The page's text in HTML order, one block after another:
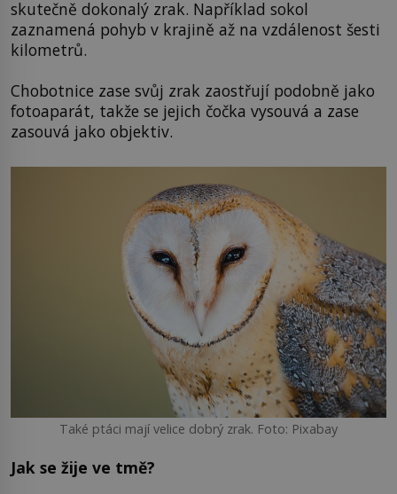
skutečně dokonalý zrak. Například sokol
zaznamená pohyb v krajině až na vzdálenost šesti
kilometrů.
Chobotnice zase svůj zrak zaostřují podobně jako
fotoaparát, takže se jejich čočka vysouvá a zase
zasouvá jako objektiv.
Také ptáci mají velice dobrý zrak. Foto: Pixabay
Jak se žije ve tmě?